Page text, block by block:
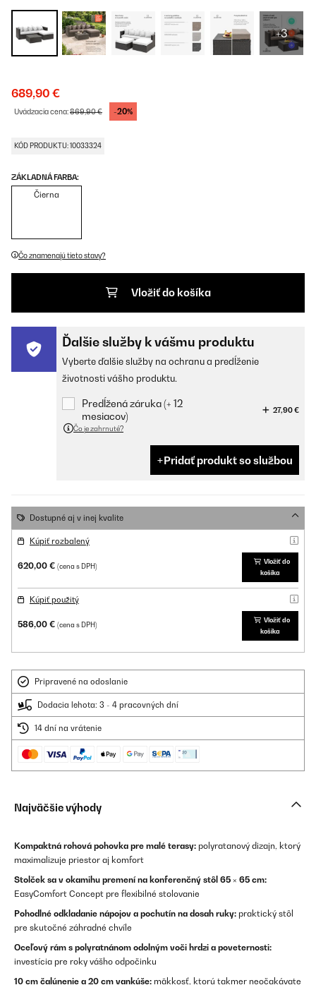
+3
689,90 €
Uvádzacia cena:869,90 € -20%
KÓD PRODUKTU: 10033324
ZÁKLADNÁ FARBA:
Čierna
Čo znamenajú tieto stavy?
Vložiť do košíka
Ďalšie služby k vášmu produktu
Vyberte ďalšie služby na ochranu a predĺženie
životnosti vášho produktu.
Predĺžená záruka (+ 12
mesiacov)
27,90 €
Čo je zahrnuté?
Pridať produkt so službou
Dostupné aj v inej kvalite
Kúpiť rozbalený
620,00 € (cena s DPH)
Vložiť do
košíka
Kúpiť použitý
586,00 € (cena s DPH)
Vložiť do
košíka
Pripravené na odoslanie
Dodacia lehota: 3 - 4 pracovných dní
14 dní na vrátenie
Najväčšie výhody
Kompaktná rohová pohovka pre malé terasy: polyratanový dizajn, ktorý
maximalizuje priestor aj komfort
Stolček sa v okamihu premení na konferenčný stôl 65 × 65 cm:
EasyComfort Concept pre flexibilné stolovanie
Pohodlné odkladanie nápojov a pochutín na dosah ruky: praktický stôl
pre skutočné záhradné chvíle
Oceľový rám s polyratnánom odolným voči hrdzi a poveternosti:
investícia pre roky vášho odpočinku
10 cm čalúnenie a 20 cm vankúše: mäkkosť, ktorú takmer neočakávate